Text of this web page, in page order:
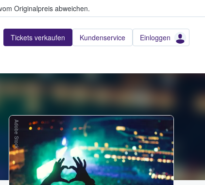
Originalpreis abweichen.
Tickets verkaufen Kundenservice Einloggen
Adobe Stock